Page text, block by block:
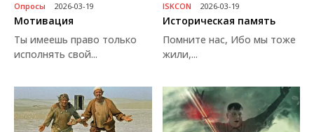
Опросы 2026-03-19
Мотивация
Ты имеешь право только
исполнять свой...
ISKCON 2026-03-19
Историческая память
Помните нас, Ибо мы тоже
жили,...